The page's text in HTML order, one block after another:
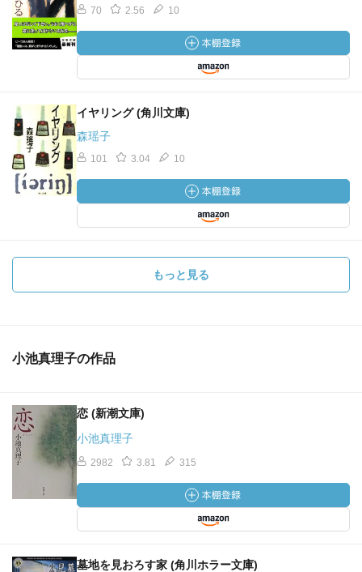
70 2.56 10
イヤリング (角川文庫)
森瑶子
101 3.04 10
もっと見る
小池真理子の作品
恋 (新潮文庫)
小池真理子
2982 3.81 315
墓地を見おろす家 (角川ホラー文庫)